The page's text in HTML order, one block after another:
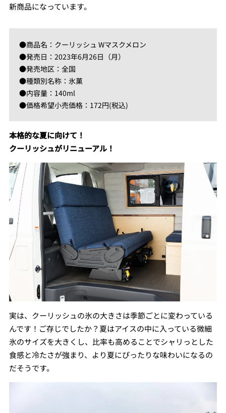
新商品になっています。
●商品名：クーリッシュ Wマスクメロン
●発売日：2023年6月26日（月）
●発売地区：全国
●種類別名称：氷菓
●内容量：140ml
●価格希望小売価格：172円(税込)
本格的な夏に向けて！
クーリッシュがリニューアル！
実は、クーリッシュの氷の大きさは季節ごとに変わっている
んです！ご存じでしたか？夏はアイスの中に入っている微細
氷のサイズを大きくし、比率も高めることでシャリっとした
食感と冷たさが強まり、より夏にぴったりな味わいになるの
だそうです。